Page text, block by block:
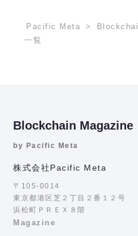
Pacific Meta
一覧
Blockchain Magazine
by Pacific Meta
株式会社Pacific Meta
〒105-0014
東京都港区芝２丁目２番１２号
浜松町ＰＲＥＸ８階
Magazine